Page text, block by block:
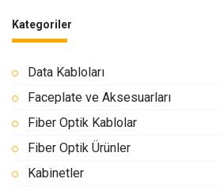
Kategoriler
Data Kabloları
Faceplate ve Aksesuarları
Fiber Optik Kablolar
Fiber Optik Ürünler
Kabinetler